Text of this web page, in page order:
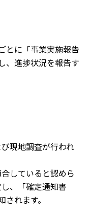
とに「事業実施報告
、進捗状況を報告す
現地調査が行われ
していると認めら
、「確定通知書
されます。